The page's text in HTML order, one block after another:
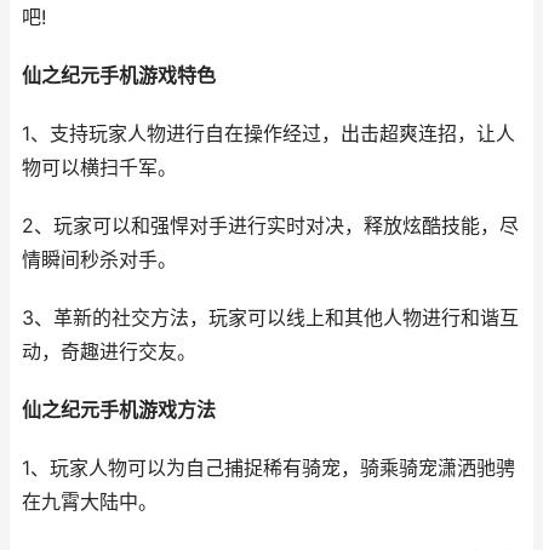
吧!
仙之纪元手机游戏特色
1、支持玩家人物进行自在操作经过，出击超爽连招，让人
物可以横扫千军。
2、玩家可以和强悍对手进行实时对决，释放炫酷技能，尽
情瞬间秒杀对手。
3、革新的社交方法，玩家可以线上和其他人物进行和谐互
动，奇趣进行交友。
仙之纪元手机游戏方法
1、玩家人物可以为自己捕捉稀有骑宠，骑乘骑宠潇洒驰骋
在九霄大陆中。